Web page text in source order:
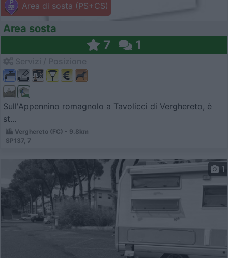
Area di sosta (PS+CS)
Area sosta
7 1
Sull'Appennino romagnolo a Tavolicci di Verghereto, è
st...
Verghereto (FC) - 9.8km
SP137, 7
1